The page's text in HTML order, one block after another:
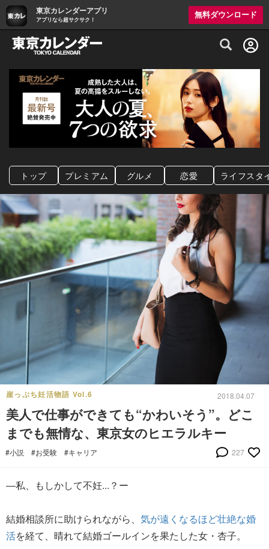
東京カレンダーアプリ
アプリなら超サクサク！
無料ダウンロード
グルメ情報・プレミアムレストラン予約
トップ プレミアム グルメ 恋愛 ライフスタ
崖っぷち妊活物語 Vol.6 2018.04.07
美人で仕事ができても“かわいそう”。どこ
までも無情な、東京女のヒエラルキー
#小説 #お受験 #キャリア 227
―私、もしかして不妊...？ー
結婚相談所に助けられながら、 気が遠くなるほど壮絶な婚
活を経て、晴れて結婚ゴールインを果たした女・杏子。